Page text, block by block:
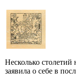
Несколько столетий
заявила о себе в